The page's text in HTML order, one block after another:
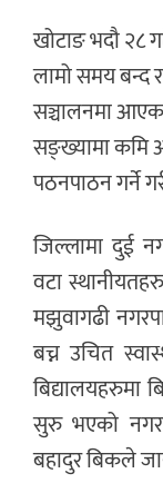
खोटाङ भदौ २८
लामो समय बन्द
सञ्चालनमा
सङ्ख्यामा कमि
पठनपाठन गर्ने
जिल्लामा दुई
वटा
मझुवागढी
बच्न उचित
बिद्यालयहरुमा
सुरु भएको
बहादुर बिकले